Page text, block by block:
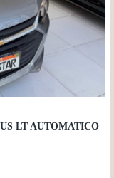
LT AUTOMATICO